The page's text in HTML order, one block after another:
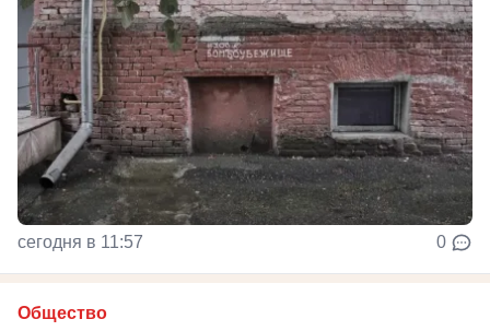
сегодня в 11:57 0
Общество